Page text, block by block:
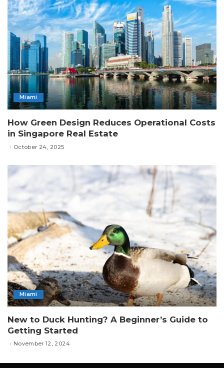
Miami
How Green Design Reduces Operational Costs
in Singapore Real Estate
October 24, 2025
Miami
New to Duck Hunting? A Beginner’s Guide to
Getting Started
November 12, 2024